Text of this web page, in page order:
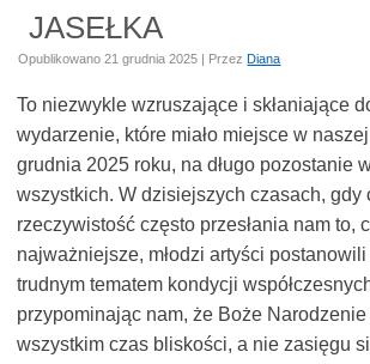
JASEŁKA
Opublikowano 21 grudnia 2025 | Przez Diana
To niezwykle wzruszające i skłaniające
wydarzenie, które miało miejsce w
grudnia 2025 roku, na długo pozostanie
wszystkich. W dzisiejszych czasach, gdy
rzeczywistość często przesłania nam to,
najważniejsze, młodzi artyści
trudnym tematem kondycji
przypominając nam, że Boże
wszystkim czas bliskości, a nie zasięgu